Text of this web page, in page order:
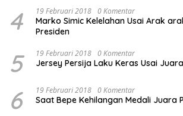
4 19 Februari 2018 0 Komentar
Marko Simic Kelelahan Usai Arak
Presiden
5 19 Februari 2018 0 Komentar
Jersey Persija Laku Keras Usai
6 19 Februari 2018 0 Komentar
Saat Bepe Kehilangan Medali Juara